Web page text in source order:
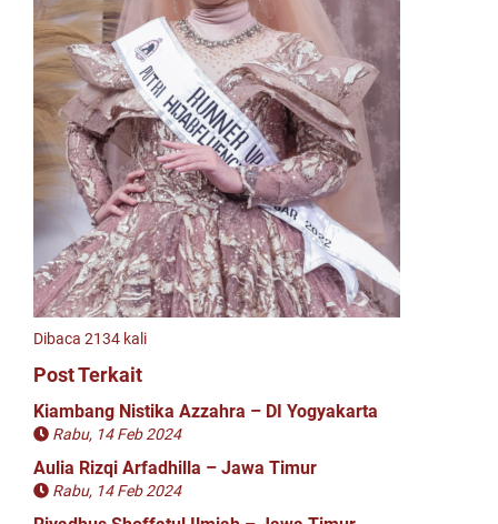
Dibaca 2134 kali
Post Terkait
Kiambang Nistika Azzahra – DI Yogyakarta
Rabu, 14 Feb 2024
Aulia Rizqi Arfadhilla – Jawa Timur
Rabu, 14 Feb 2024